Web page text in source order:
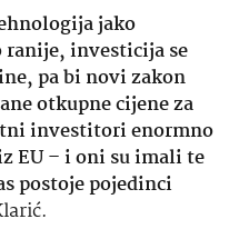
jako
investicija se
pa bi novi zakon
otkupne cijene za
investitori enormno
EU – i oni su imali te
postoje pojedinci